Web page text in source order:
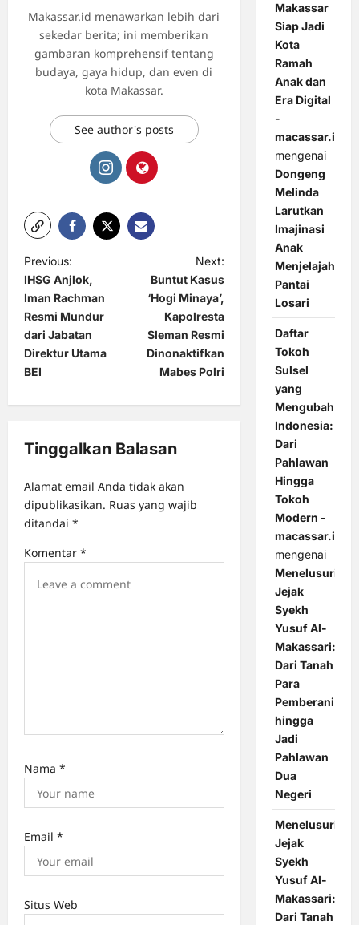
Makassar.id menawarkan lebih dari
sekedar berita; ini memberikan
gambaran komprehensif tentang
budaya, gaya hidup, dan even di
kota Makassar.
See author's posts
P
o
s
t
n
i
a
t
o
Previous:
IHSG Anjlok,
Iman Rachman
Resmi Mundur
dari Jabatan
Direktur Utama
BEI
Next:
Buntut Kasus
‘Hogi Minaya’,
Kapolresta
Sleman Resmi
Dinonaktifkan
Mabes Polri
Tinggalkan Balasan
Alamat email Anda tidak akan
dipublikasikan. Ruas yang wajib
ditandai *
Komentar *
Nama *
Email *
Situs Web
Makassar
Siap Jadi
Kota
Ramah
Anak dan
Era Digital
-
macassar.id
mengenai
Dongeng
Melinda
Larutkan
Imajinasi
Anak
Menjelajah
Pantai
Losari
Daftar
Tokoh
Sulsel
yang
Mengubah
Indonesia:
Dari
Pahlawan
Hingga
Tokoh
Modern -
macassar.id
mengenai
Menelusuri
Jejak
Syekh
Yusuf Al-
Makassari:
Dari Tanah
Para
Pemberani
hingga
Jadi
Pahlawan
Dua
Negeri
Menelusuri
Jejak
Syekh
Yusuf Al-
Makassari:
Dari Tanah